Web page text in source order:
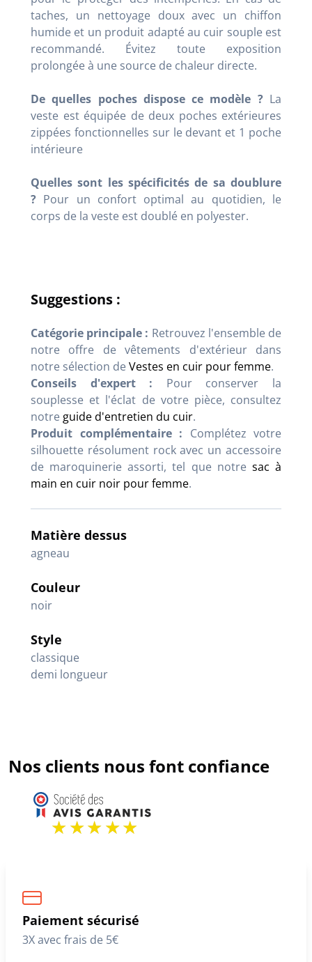
taches, un nettoyage doux avec un chiffon
humide et un produit adapté au cuir souple est
recommandé. Évitez toute exposition
prolongée à une source de chaleur directe.
De quelles poches dispose ce modèle ? La
veste est équipée de deux poches extérieures
zippées fonctionnelles sur le devant et 1 poche
intérieure
Quelles sont les spécificités de sa doublure
? Pour un confort optimal au quotidien, le
corps de la veste est doublé en polyester.
Suggestions :
Catégorie principale : Retrouvez l'ensemble de
notre offre de vêtements d'extérieur dans
notre sélection deVestes en cuir pour femme.
Conseils d'expert : Pour conserver la
souplesse et l'éclat de votre pièce, consultez
notre guide d'entretien du cuir.
Produit complémentaire : Complétez votre
silhouette résolument rock avec un accessoire
de maroquinerie assorti, tel que notre sac à
main en cuir noir pour femme.
Matière dessus
agneau
Couleur
noir
Style
classique
demi longueur
Nos clients nous font confiance
Paiement sécurisé
3X avec frais de 5€